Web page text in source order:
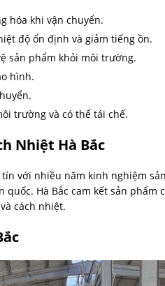
hóa khi vận chuyển.
độ ổn định và giảm tiếng ồn.
sản phẩm khỏi môi trường.
hình.
trường và có thể tái chế.
Nhiệt Hà Bắc
với nhiều năm kinh nghiệm
Hà Bắc cam kết sản phẩm
cách nhiệt.